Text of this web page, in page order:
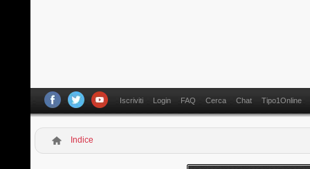
Iscriviti Login FAQ Cerca Chat Tipo1Online
Indice